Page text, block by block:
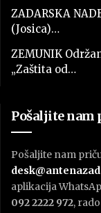
ZADARSKA
(Josica)…
ZEMUNIK
„Zaštita od…
Pošaljite
Pošaljite nam
aplikacija
092 2222 972,